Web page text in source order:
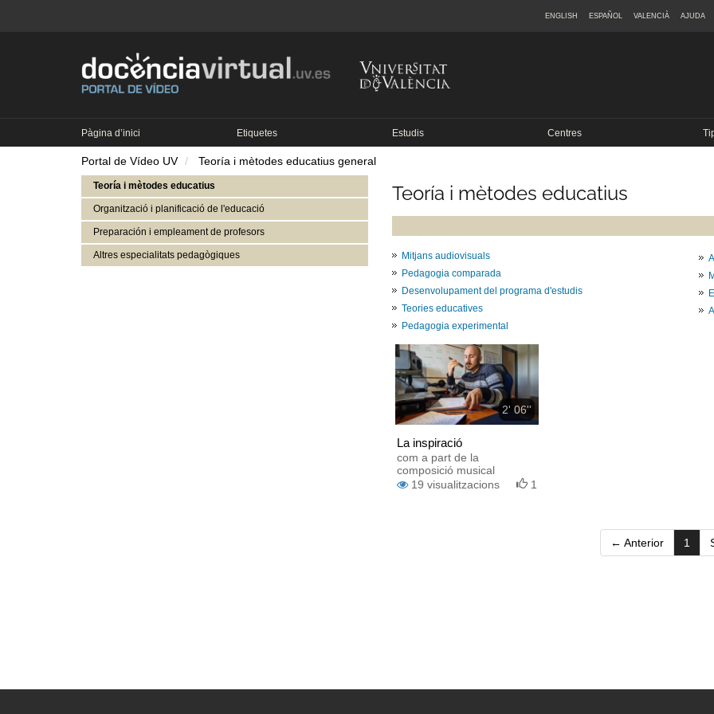
ENGLISH ESPAÑOL VALENCIÀ AJUDA
Pàgina d’inici Etiquetes Estudis Centres
Portal de Vídeo UV Teoría i mètodes educatius general
Teoría i mètodes educatius
Organització i planificació de l'educació
Preparación i empleament de profesors
Altres especialitats pedagògiques
Teoría i mètodes educatius
Mitjans audiovisuals
Pedagogia comparada
Desenvolupament del programa d'estudis
Teories educatives
Pedagogia experimental
2' 06''
La inspiració
com a part de la
composició musical
19 visualitzacions 1
← Anterior 1